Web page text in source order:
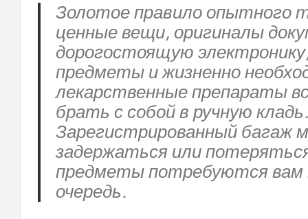
Золотое правило опытного
ценные вещи, оригиналы
дорогостоящую
предметы и жизненно
лекарственные препараты
брать с собой в ручную
Зарегистрированный багаж
задержаться или
предметы потребуются вам
очередь.